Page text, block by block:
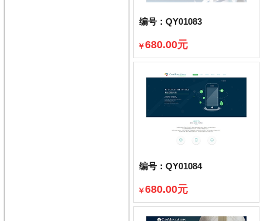
编号：QY01083
￥680.00元
编号：QY01084
￥680.00元